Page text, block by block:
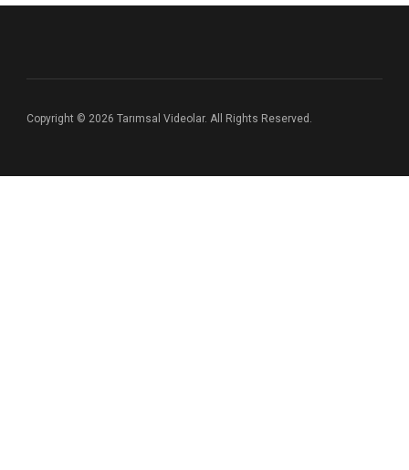
Copyright © 2026 Tarımsal Videolar. All Rights Reserved.